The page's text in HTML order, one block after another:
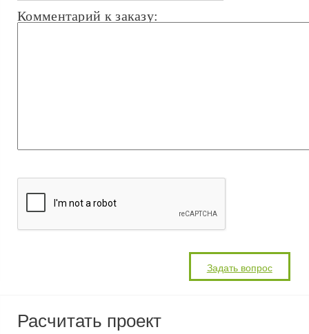
Комментарий к заказу:
Расчитать проект